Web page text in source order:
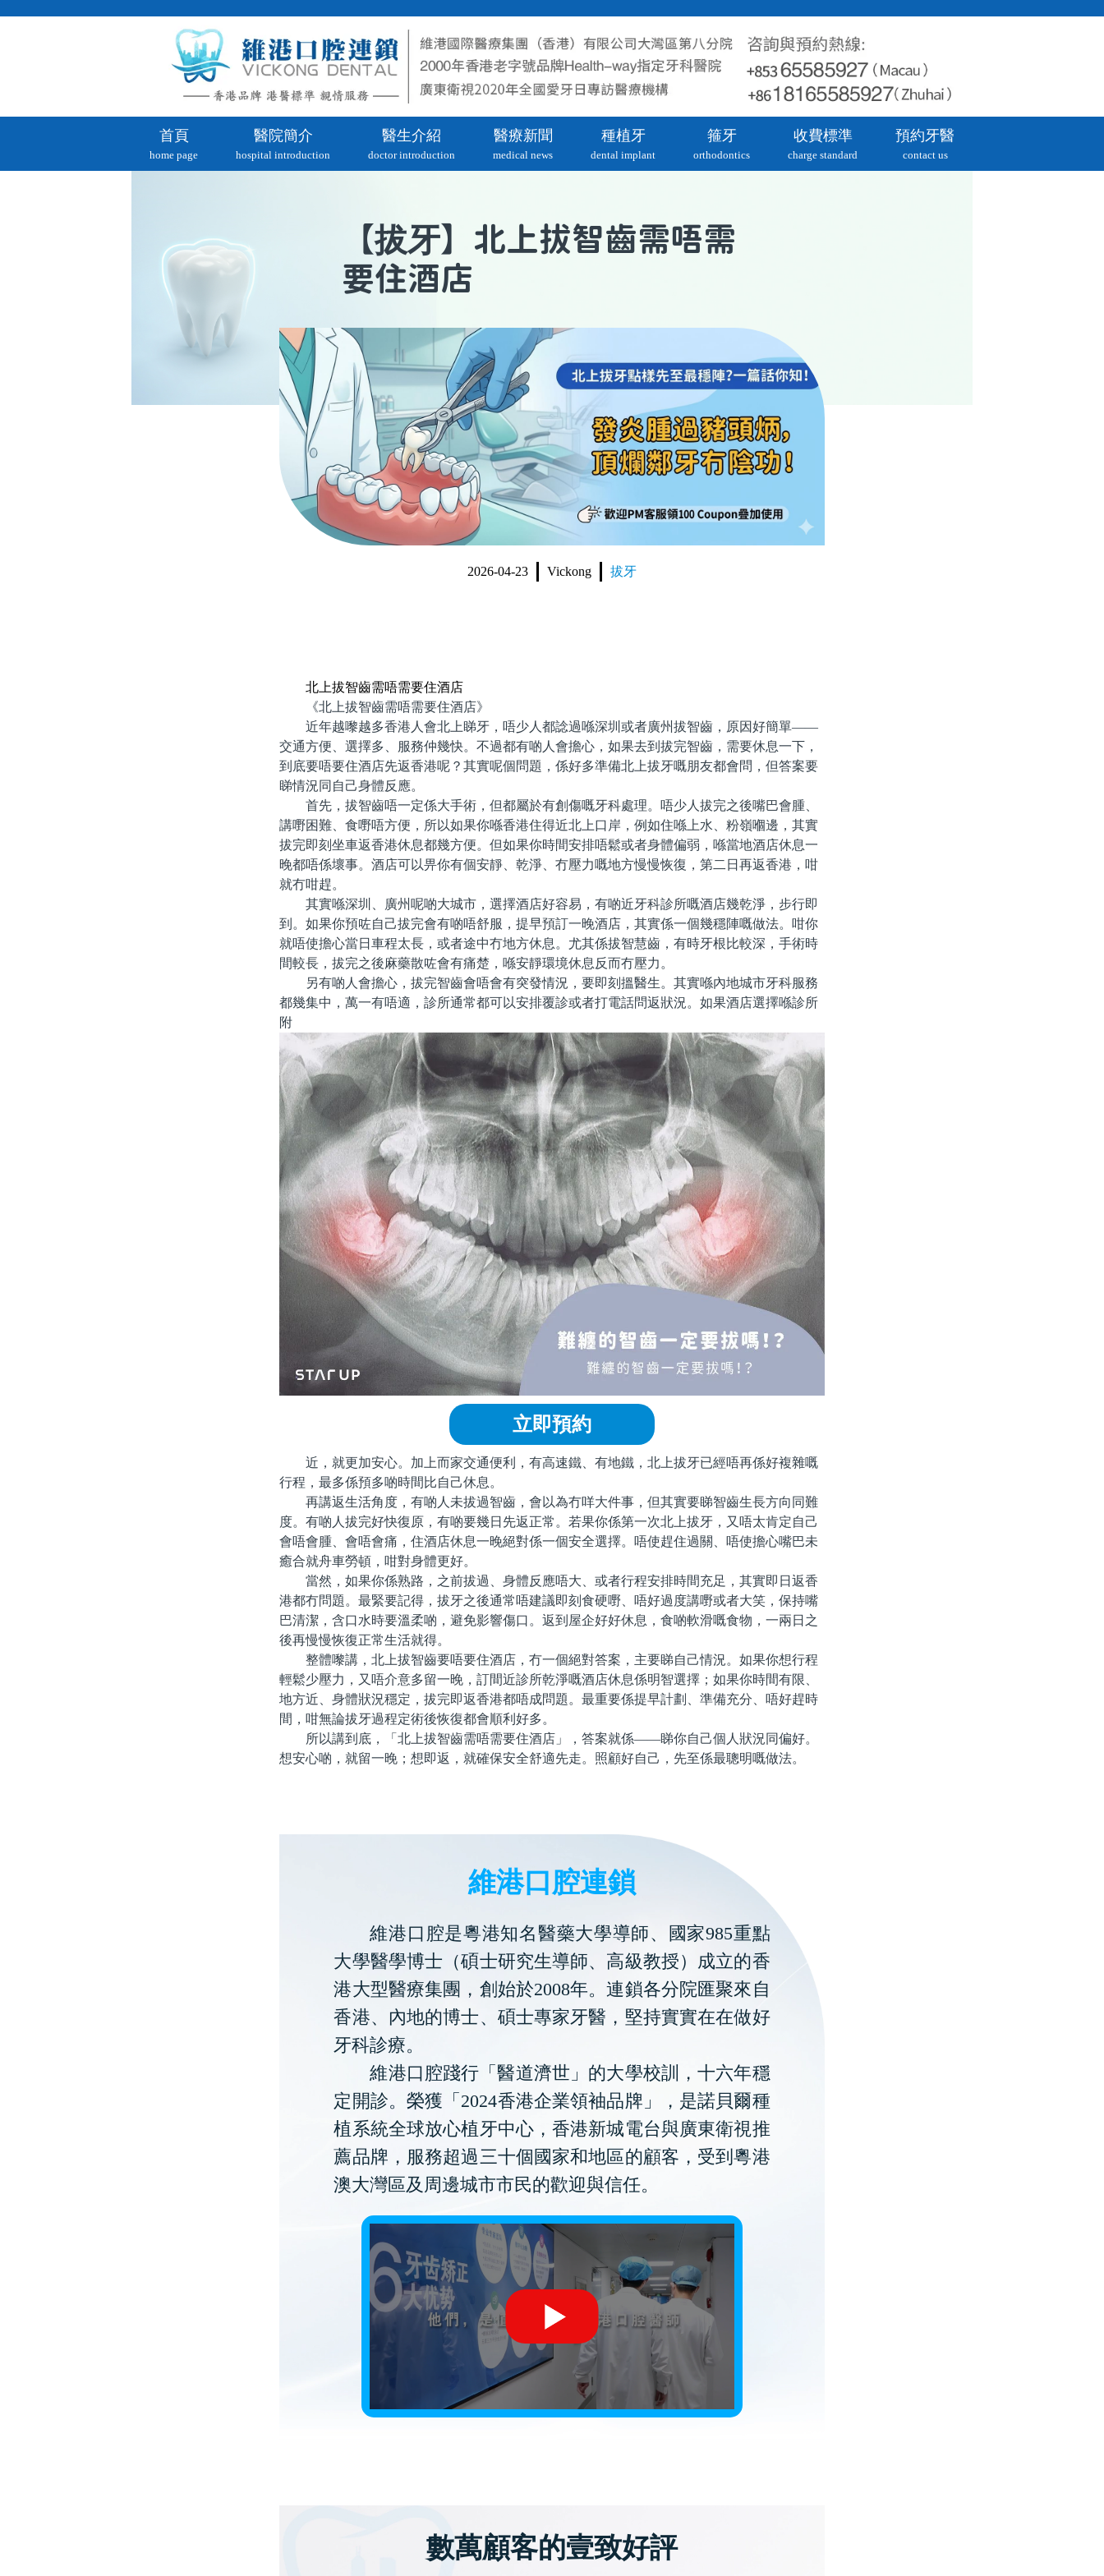
首頁
home page
醫院簡介
hospital introduction
醫生介紹
doctor introduction
醫療新聞
medical news
種植牙
dental implant
箍牙
orthodontics
收費標準
charge standard
預約牙醫
contact us
【拔牙】北上拔智齒需唔需
要住酒店
2026-04-23 Vickong 拔牙
北上拔智齒需唔需要住酒店
《北上拔智齒需唔需要住酒店》
近年越嚟越多香港人會北上睇牙，唔少人都諗過喺深圳或者廣州拔智齒，原因好簡單——
交通方便、選擇多、服務仲幾快。不過都有啲人會擔心，如果去到拔完智齒，需要休息一下，
到底要唔要住酒店先返香港呢？其實呢個問題，係好多準備北上拔牙嘅朋友都會問，但答案要
睇情況同自己身體反應。
首先，拔智齒唔一定係大手術，但都屬於有創傷嘅牙科處理。唔少人拔完之後嘴巴會腫、
講嘢困難、食嘢唔方便，所以如果你喺香港住得近北上口岸，例如住喺上水、粉嶺嗰邊，其實
拔完即刻坐車返香港休息都幾方便。但如果你時間安排唔鬆或者身體偏弱，喺當地酒店休息一
晚都唔係壞事。酒店可以畀你有個安靜、乾淨、冇壓力嘅地方慢慢恢復，第二日再返香港，咁
就冇咁趕。
其實喺深圳、廣州呢啲大城市，選擇酒店好容易，有啲近牙科診所嘅酒店幾乾淨，步行即
到。如果你預咗自己拔完會有啲唔舒服，提早預訂一晚酒店，其實係一個幾穩陣嘅做法。咁你
就唔使擔心當日車程太長，或者途中冇地方休息。尤其係拔智慧齒，有時牙根比較深，手術時
間較長，拔完之後麻藥散咗會有痛楚，喺安靜環境休息反而冇壓力。
另有啲人會擔心，拔完智齒會唔會有突發情況，要即刻搵醫生。其實喺內地城市牙科服務
都幾集中，萬一有唔適，診所通常都可以安排覆診或者打電話問返狀況。如果酒店選擇喺診所
附
立即預約
近，就更加安心。加上而家交通便利，有高速鐵、有地鐵，北上拔牙已經唔再係好複雜嘅
行程，最多係預多啲時間比自己休息。
再講返生活角度，有啲人未拔過智齒，會以為冇咩大件事，但其實要睇智齒生長方向同難
度。有啲人拔完好快復原，有啲要幾日先返正常。若果你係第一次北上拔牙，又唔太肯定自己
會唔會腫、會唔會痛，住酒店休息一晚絕對係一個安全選擇。唔使趕住過關、唔使擔心嘴巴未
癒合就舟車勞頓，咁對身體更好。
當然，如果你係熟路，之前拔過、身體反應唔大、或者行程安排時間充足，其實即日返香
港都冇問題。最緊要記得，拔牙之後通常唔建議即刻食硬嘢、唔好過度講嘢或者大笑，保持嘴
巴清潔，含口水時要溫柔啲，避免影響傷口。返到屋企好好休息，食啲軟滑嘅食物，一兩日之
後再慢慢恢復正常生活就得。
整體嚟講，北上拔智齒要唔要住酒店，冇一個絕對答案，主要睇自己情況。如果你想行程
輕鬆少壓力，又唔介意多留一晚，訂間近診所乾淨嘅酒店休息係明智選擇；如果你時間有限、
地方近、身體狀況穩定，拔完即返香港都唔成問題。最重要係提早計劃、準備充分、唔好趕時
間，咁無論拔牙過程定術後恢復都會順利好多。
所以講到底，「北上拔智齒需唔需要住酒店」，答案就係——睇你自己個人狀況同偏好。
想安心啲，就留一晚；想即返，就確保安全舒適先走。照顧好自己，先至係最聰明嘅做法。
維港口腔連鎖
維港口腔是粵港知名醫藥大學導師、國家985重點
大學醫學博士（碩士研究生導師、高級教授）成立的香
港大型醫療集團，創始於2008年。連鎖各分院匯聚來自
香港、內地的博士、碩士專家牙醫，堅持實實在在做好
牙科診療。
維港口腔踐行「醫道濟世」的大學校訓，十六年穩
定開診。榮獲「2024香港企業領袖品牌」，是諾貝爾種
植系統全球放心植牙中心，香港新城電台與廣東衛視推
薦品牌，服務超過三十個國家和地區的顧客，受到粵港
澳大灣區及周邊城市市民的歡迎與信任。
數萬顧客的壹致好評